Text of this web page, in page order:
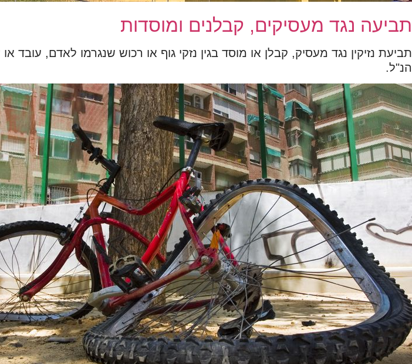
תביעה נגד מעסיקים, קבלנים ומוסדות
תביעת נזיקין נגד מעסיק, קבלן או מוסד בגין נזקי גוף או רכוש שנגרמו לאדם,
הנ"ל.